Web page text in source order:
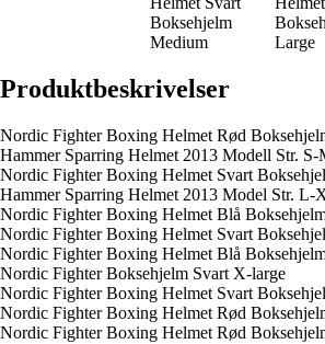
Boksehjelm
Medium
Large
Produktbeskrivelser
Nordic Fighter Boxing Helmet Rød
Hammer Sparring Helmet 2013 Modell Str. S-
Nordic Fighter Boxing Helmet Svart
Hammer Sparring Helmet 2013 Model Str. L-
Nordic Fighter Boxing Helmet Blå
Nordic Fighter Boxing Helmet Svart
Nordic Fighter Boxing Helmet Blå
Nordic Fighter Boksehjelm Svart X-large
Nordic Fighter Boxing Helmet Svart
Nordic Fighter Boxing Helmet Rød
Nordic Fighter Boxing Helmet Rød